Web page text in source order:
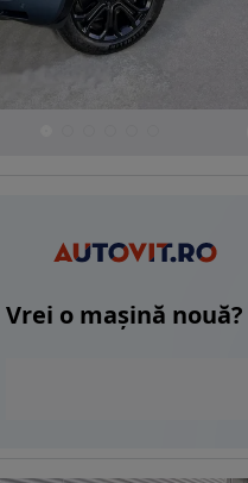
Vrei o mașină nouă?